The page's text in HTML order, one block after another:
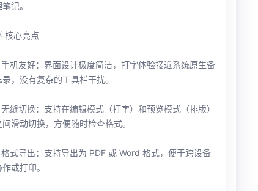
记。
核心亮点
手机友好：界面设计极度简洁，打字体验接近系统原生备
录，没有复杂的工具栏干扰。
无缝切换：支持在编辑模式（打字）和预览模式（排版）
间滑动切换，方便随时检查格式。
格式导出：支持导出为 PDF 或 Word 格式，便于跨设备
或打印。